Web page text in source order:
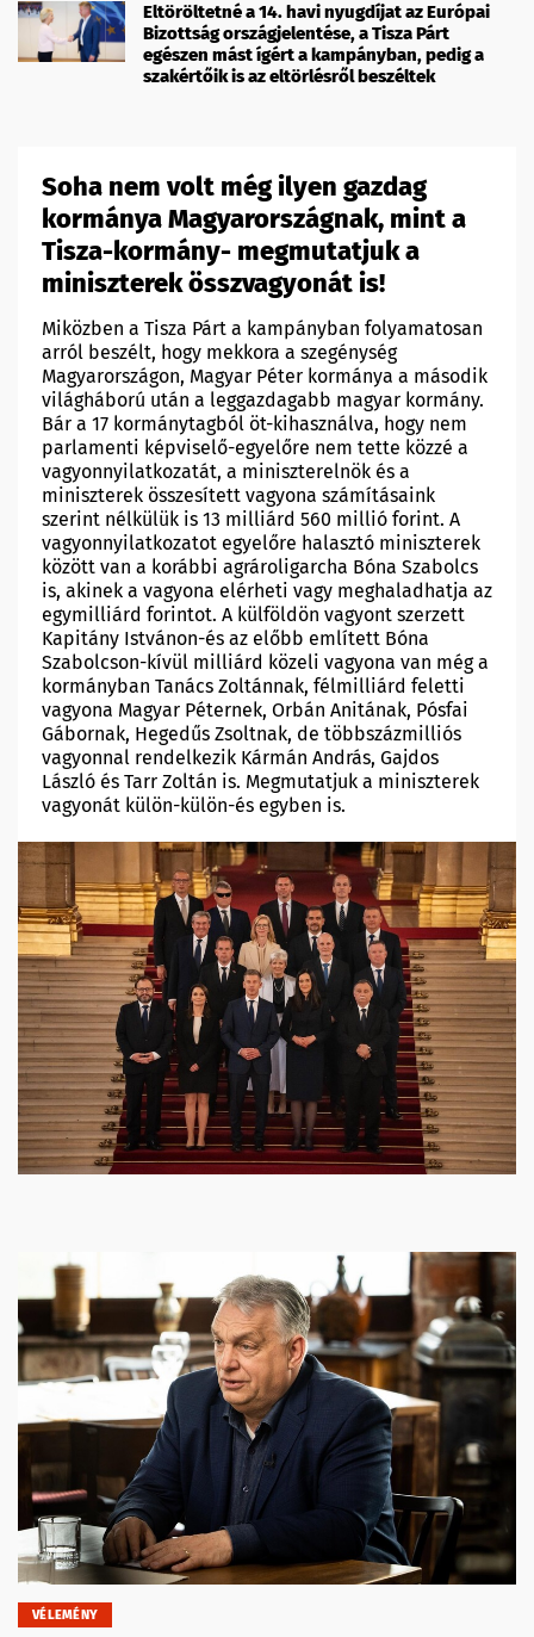
Eltöröltetné a 14. havi nyugdíjat az Európai
Bizottság országjelentése, a Tisza Párt
egészen mást ígért a kampányban, pedig a
szakértőik is az eltörlésről beszéltek
Soha nem volt még ilyen gazdag
kormánya Magyarországnak, mint a
Tisza-kormány- megmutatjuk a
miniszterek összvagyonát is!
Miközben a Tisza Párt a kampányban folyamatosan
arról beszélt, hogy mekkora a szegénység
Magyarországon, Magyar Péter kormánya a második
világháború után a leggazdagabb magyar kormány.
Bár a 17 kormánytagból öt-kihasználva, hogy nem
parlamenti képviselő-egyelőre nem tette közzé a
vagyonnyilatkozatát, a miniszterelnök és a
miniszterek összesített vagyona számításaink
szerint nélkülük is 13 milliárd 560 millió forint. A
vagyonnyilatkozatot egyelőre halasztó miniszterek
között van a korábbi agrároligarcha Bóna Szabolcs
is, akinek a vagyona elérheti vagy meghaladhatja az
egymilliárd forintot. A külföldön vagyont szerzett
Kapitány Istvánon-és az előbb említett Bóna
Szabolcson-kívül milliárd közeli vagyona van még a
kormányban Tanács Zoltánnak, félmilliárd feletti
vagyona Magyar Péternek, Orbán Anitának, Pósfai
Gábornak, Hegedűs Zsoltnak, de többszázmilliós
vagyonnal rendelkezik Kármán András, Gajdos
László és Tarr Zoltán is. Megmutatjuk a miniszterek
vagyonát külön-külön-és egyben is.
VÉLEMÉNY